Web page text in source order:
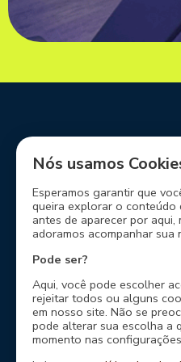
Siga-nos em
Nós usamos
Esperamos garantir que
queira explorar o conteúdo
antes de aparecer por aqui,
adoramos acompanhar sua
Pode ser?
Aqui, você pode escolher
rejeitar todos ou alguns
em nosso site. Não se
pode alterar sua escolha a
momento nas